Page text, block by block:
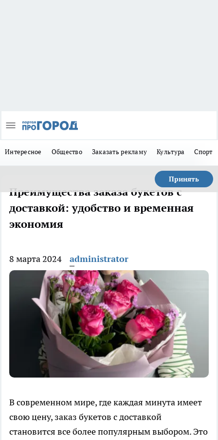
Интересное Общество Заказать рекламу Культура Спорт
Принять
Преимущества заказа букетов с
доставкой: удобство и временная
экономия
8 марта 2024 administrator
В современном мире, где каждая минута имеет
свою цену, заказ букетов с доставкой
становится все более популярным выбором. Это